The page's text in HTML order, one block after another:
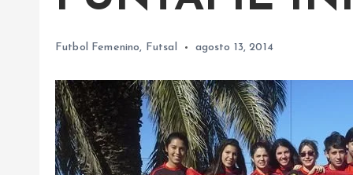
Futbol Femenino, Futsal agosto 13, 2014